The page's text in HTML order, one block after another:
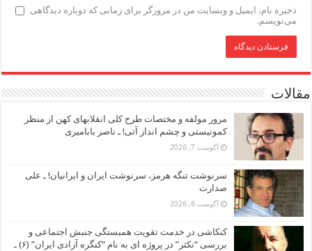
ذخیره نام، ایمیل و وبسایت من در مرورگر برای زمانی که دوباره دیدگاهی
می‌نویسم.
مقالات
مرور مولفه و مختصات طرح کلی انقلابهای کهن از منظر
کمونیستی و چشم انداز آتی! ـ ناصر بابامیری
آگوست 7, 2026
سرنوشت تنگه هرمز، سرنوشت ایران و ایرانیان! ـ علی
صدارت
آگوست 6, 2026
کنکاشی در خدمت تقویت همبستگی جنبش اجتماعی و
بررسی “نکثر” در پروژه ای به نام “کنگره آزادی ایران” (۶) ـ